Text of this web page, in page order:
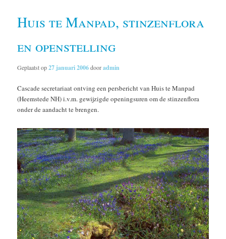
Huis te Manpad, stinzenflora
en openstelling
Geplaatst op27 januari 2006dooradmin
Cascade secretariaat ontving een persbericht van Huis te Manpad
(Heemstede NH) i.v.m. gewijzigde openingsuren om de stinzenflora
onder de aandacht te brengen.